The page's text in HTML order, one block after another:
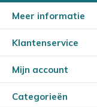
Meer informatie
Klantenservice
Mijn account
Categorieën